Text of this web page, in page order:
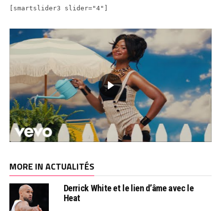
[smartslider3 slider="4"]
MORE IN ACTUALITÉS
Derrick White et le lien d’âme avec le
Heat